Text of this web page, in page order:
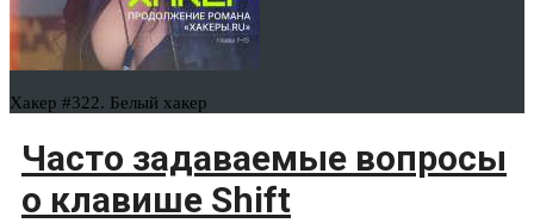
Хакер #322. Белый хакер
Часто задаваемые вопросы
о клавише Shift